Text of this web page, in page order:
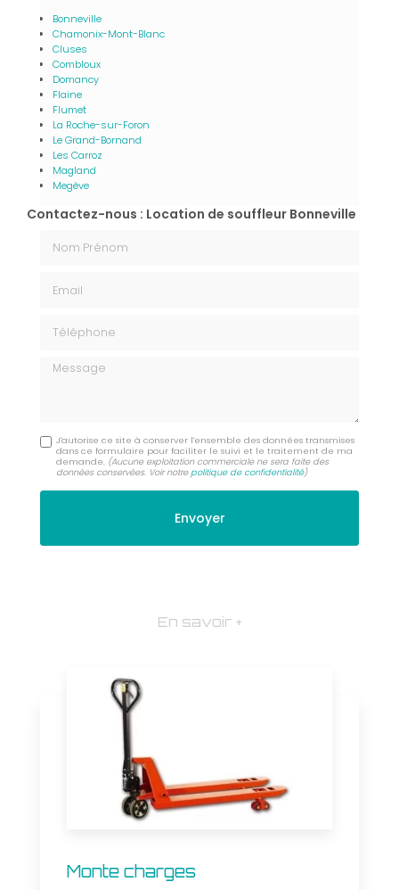
Bonneville
Chamonix-Mont-Blanc
Cluses
Combloux
Domancy
Flaine
Flumet
La Roche-sur-Foron
Le Grand-Bornand
Les Carroz
Magland
Megève
Contactez-nous : Location de souffleur Bonneville
Message
J'autorise ce site à conserver l'ensemble des données transmises
dans ce formulaire pour faciliter le suivi et le traitement de ma
demande. (Aucune exploitation commerciale ne sera faite des
données conservées. Voir notrepolitique de confidentialité)
En savoir +
Monte charges